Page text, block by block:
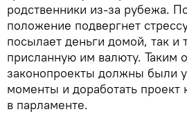
родственники из-за рубежа.
положение подвергнет
посылает деньги домой, так и
присланную им валюту. Таким
законопроекты должны были
моменты и доработать проект
в парламенте.